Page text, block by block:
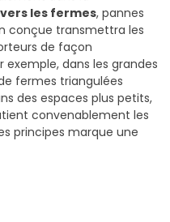
les fermes, pannes
conçue transmettra les
de façon
exemple, dans les grandes
fermes triangulées
des espaces plus petits,
convenablement les
principes marque une